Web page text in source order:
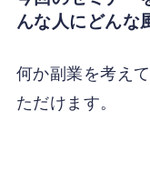
んな人にどんな
何か副業を考え
ただけます。